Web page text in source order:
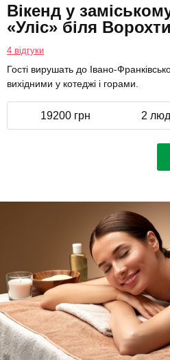
Вікенд у
«Уліс» біля
4 відгуки
Гості вирушать до Івано-
вихідними у котеджі і горами.
19200 грн 2